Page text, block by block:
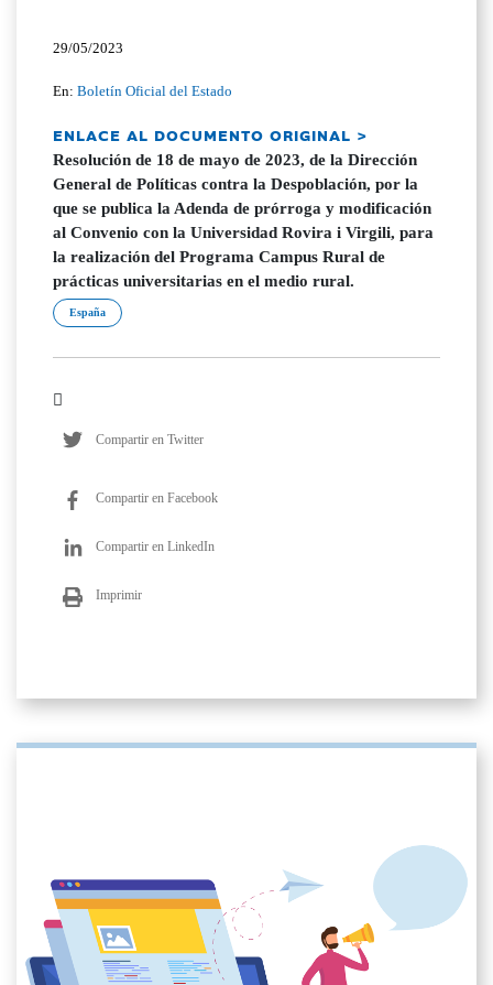
29/05/2023
En:Boletín Oficial del Estado
ENLACE AL DOCUMENTO ORIGINAL >
Resolución de 18 de mayo de 2023, de la Dirección
General de Políticas contra la Despoblación, por la
que se publica la Adenda de prórroga y modificación
al Convenio con la Universidad Rovira i Virgili, para
la realización del Programa Campus Rural de
prácticas universitarias en el medio rural.
España
Compartir en Twitter
Compartir en Facebook
Compartir en LinkedIn
Imprimir